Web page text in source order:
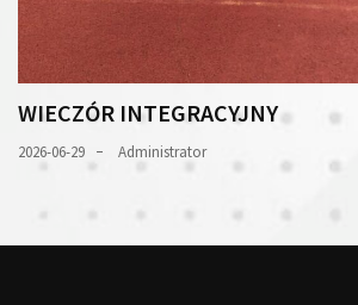
WIECZÓR INTEGRACYJNY
2026-06-29 Administrator